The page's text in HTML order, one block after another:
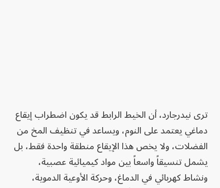
ترى نيدرجارد، أن الخيط الرابط قد يكون اضطراب إيقاع
دماغي يعتمد على النوم، ويساعد في تنظيف المخ من
الفضلات، ولا يخص هذا الإيقاع منطقة واحدة فقط، بل
يشمل تنسيقاً واسعاً بين مواد كيميائية عصبية،
ونشاط كهربائي في الدماغ، وحركة الأوعية الدموية،